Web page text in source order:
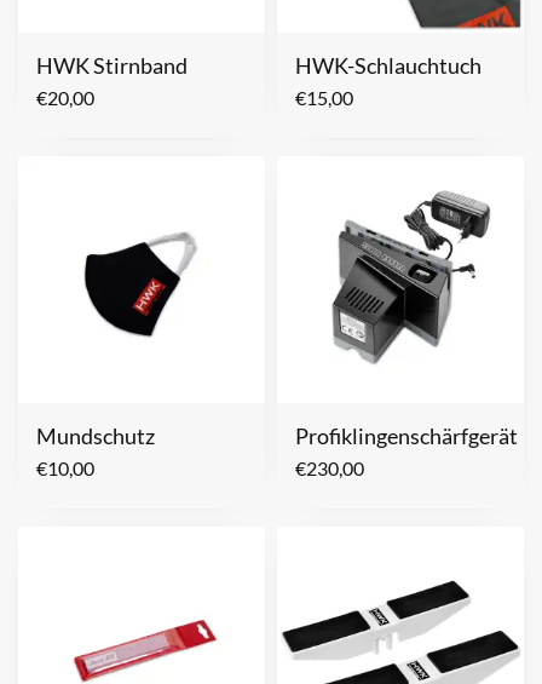
HWK Stirnband
€20,00
HWK-Schlauchtuch
€15,00
Mundschutz
€10,00
Profiklingenschärfgerät
€230,00